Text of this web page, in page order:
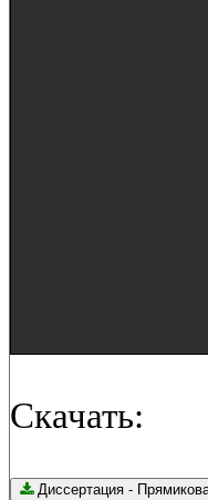
Скачать: